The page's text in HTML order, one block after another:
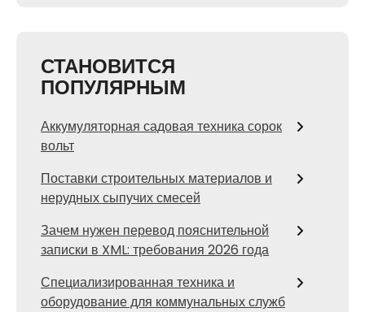
СТАНОВИТСЯ
ПОПУЛЯРНЫМ
Аккумуляторная садовая техника сорок
вольт
Поставки строительных материалов и
нерудных сыпучих смесей
Зачем нужен перевод пояснительной
записки в XML: требования 2026 года
Специализированная техника и
оборудование для коммунальных служб